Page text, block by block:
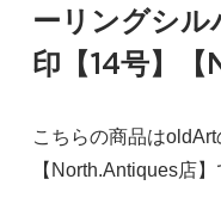
ーリングシル
印【14号】【
こちらの商品は
【North.Antiques店